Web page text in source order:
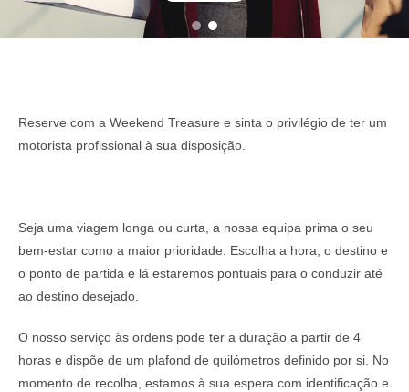
Reserve com a Weekend Treasure e sinta o privilégio de ter um
motorista profissional à sua disposição.
Seja uma viagem longa ou curta, a nossa equipa prima o seu
bem-estar como a maior prioridade. Escolha a hora, o destino e
o ponto de partida e lá estaremos pontuais para o conduzir até
ao destino desejado.
O nosso serviço às ordens pode ter a duração a partir de 4
horas e dispõe de um plafond de quilómetros definido por si. No
momento de recolha, estamos à sua espera com identificação e